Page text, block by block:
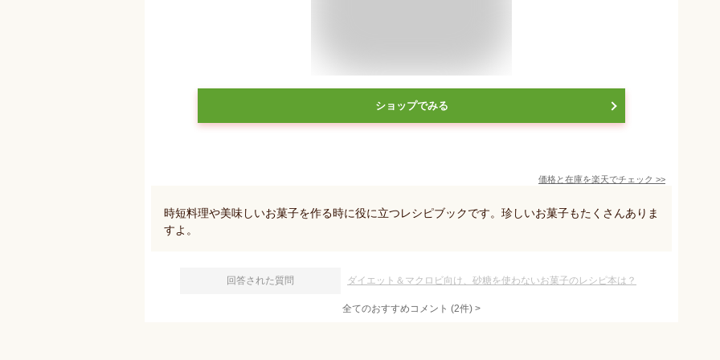
ショップでみる
価格と在庫を楽天でチェック >>
時短料理や美味しいお菓子を作る時に役に立つレシピブックです。珍しいお菓子もたくさんありま
すよ。
回答された質問 ダイエット＆マクロビ向け、砂糖を使わないお菓子のレシピ本は？
全てのおすすめコメント (2件) >